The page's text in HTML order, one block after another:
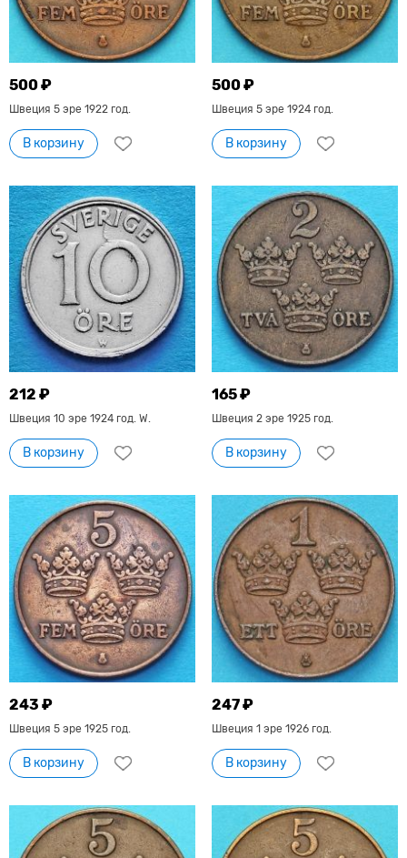
500 ₽
Швеция 5 эре 1922 год.
В корзину
500 ₽
Швеция 5 эре 1924 год.
В корзину
212 ₽
Швеция 10 эре 1924 год. W.
В корзину
165 ₽
Швеция 2 эре 1925 год.
В корзину
243 ₽
Швеция 5 эре 1925 год.
В корзину
247 ₽
Швеция 1 эре 1926 год.
В корзину